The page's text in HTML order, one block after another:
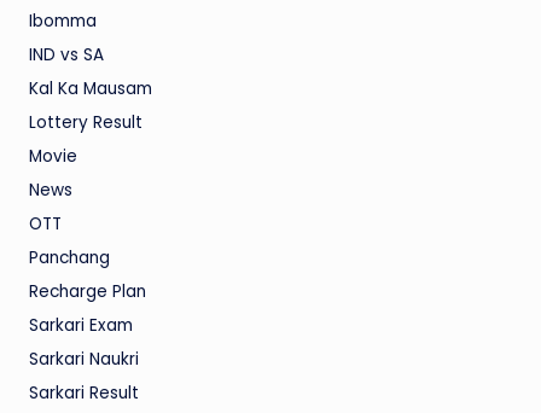
Ibomma
IND vs SA
Kal Ka Mausam
Lottery Result
Movie
News
OTT
Panchang
Recharge Plan
Sarkari Exam
Sarkari Naukri
Sarkari Result